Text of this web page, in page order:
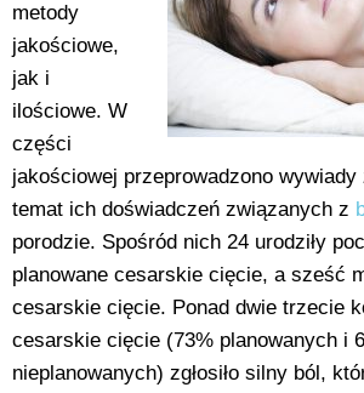
metody
jakościowe,
jak i
ilościowe. W
części
jakościowej przeprowadzono
temat ich doświadczeń związanych z
porodzie. Spośród nich 24 urodziły
planowane cesarskie cięcie, a sześć
cesarskie cięcie. Ponad dwie trzecie
cesarskie cięcie (73% planowanych i
nieplanowanych) zgłosiło silny ból,